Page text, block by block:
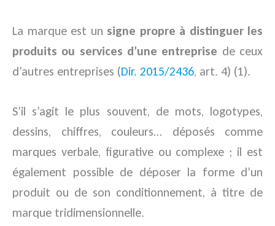
La marque est un signe propre à distinguer les
produits ou services d’une entreprise de ceux
d’autres entreprises (Dir. 2015/2436, art. 4) (1).
S’il s’agit le plus souvent, de mots, logotypes,
dessins, chiffres, couleurs… déposés comme
marques verbale, figurative ou complexe ; il est
également possible de déposer la forme d’un
produit ou de son conditionnement, à titre de
marque tridimensionnelle.